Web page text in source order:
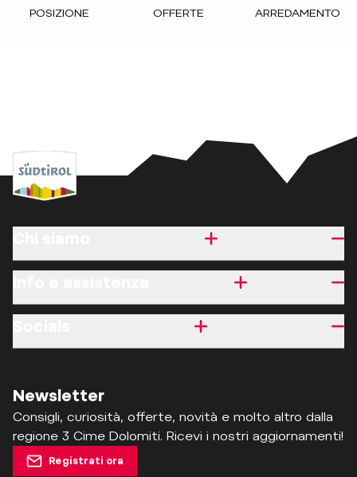
POSIZIONE OFFERTE ARREDAMENTO
Newsletter
Consigli, curiosità, offerte, novità e molto altro dalla
regione 3 Cime Dolomiti. Ricevi i nostri aggiornamenti!
Registrati ora